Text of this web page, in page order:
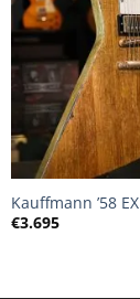
Kauffmann ’58 EX
€3.695